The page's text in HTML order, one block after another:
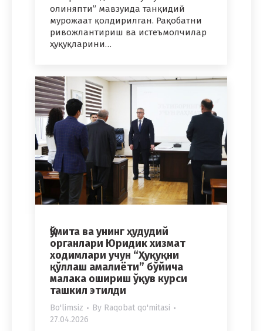
олиняпти” мавзуида танқидий
мурожаат қолдирилган. Рақобатни
ривожлантириш ва истеъмолчилар
ҳуқуқларини…
Қўмита ва унинг ҳудудий
органлари Юридик хизмат
ходимлари учун “Ҳуқуқни
қўллаш амалиёти” бўйича
малака ошириш ўқув курси
ташкил этилди
Bo'limsiz By Raqobat qo'mitasi
27.04.2026